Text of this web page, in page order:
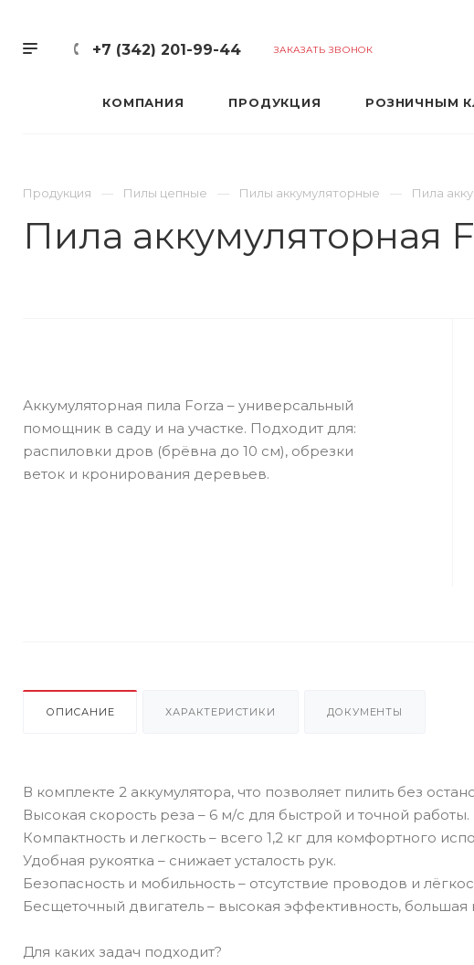
+7 (342) 201-99-44 ЗАКАЗАТЬ ЗВОНОК
КОМПАНИЯ ПРОДУКЦИЯ РОЗНИЧНЫМ
Продукция Пилы цепные Пилы аккумуляторные Пила
Пила аккумуляторная
Аккумуляторная пила Forza – универсальный
помощник в саду и на участке. Подходит для:
распиловки дров (брёвна до 10 см), обрезки
веток и кронирования деревьев.
ОПИСАНИЕ ХАРАКТЕРИСТИКИ ДОКУМЕНТЫ
В комплекте 2 аккумулятора, что позволяет пилить без
Высокая скорость реза – 6 м/с для быстрой и точной работы.
Компактность и легкость – всего 1,2 кг для комфортного
Удобная рукоятка – снижает усталость рук.
Безопасность и мобильность – отсутствие проводов и
Бесщеточный двигатель – высокая эффективность,
Для каких задач подходит?